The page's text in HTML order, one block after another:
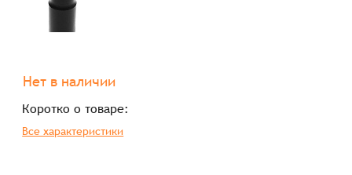
Нет в наличии
Коротко о товаре:
Все характеристики